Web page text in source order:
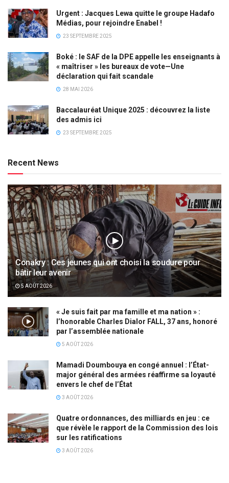
Urgent : Jacques Lewa quitte le groupe Hadafo
Médias, pour rejoindre Enabel !
23 SEPTEMBRE 2025
Boké : le SAF de la DPE appelle les enseignants à
« maîtriser » les bureaux de vote—Une
déclaration qui fait scandale
28 MAI 2026
Baccalauréat Unique 2025 : découvrez la liste
des admis ici
23 SEPTEMBRE 2025
Recent News
Conakry : Ces jeunes qui ont choisi la soudure pour
bâtir leur avenir
5 AOÛT 2026
« Je suis fait par ma famille et ma nation » :
l’honorable Charles Dialor FALL, 37 ans, honoré
par l’assemblée nationale
5 AOÛT 2026
Mamadi Doumbouya en congé annuel : l’État-
major général des armées réaffirme sa loyauté
envers le chef de l’État
3 AOÛT 2026
Quatre ordonnances, des milliards en jeu : ce
que révèle le rapport de la Commission des lois
sur les ratifications
3 AOÛT 2026